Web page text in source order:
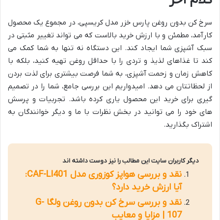
سرخ کن بدون روغن پارس خزر مدل کریسپی، در مجموع یک محصول
کارآمد، مطمئن و با ارزش خرید بالاست که می تواند تغییر مثبتی در
سبک آشپزی شما ایجاد کند. این دستگاه نه تنها به شما کمک می
کند تا غذاهای لذیذ و تردی را با حداقل روغن تهیه کنید، بلکه با
کاهش زمان و زحمت آشپزی، به شما فرصت بیشتری برای لذت بردن
از لحظاتتان می دهد. امیدواریم این بررسی جامع، شما را در تصمیم
گیری برای خرید این محصول یاری کرده باشد. تجربیات و پرسش
های خود را می توانید در بخش نظرات با ما و دیگر خوانندگان به
اشتراک بگذارید.
دیگر کاربران سایت این مطالب را نیز دوست داشته اند
نقد و بررسی هواپز کوزوری مدل CAF-LI401:
آیا ارزش خرید دارد؟
نقد و بررسی سرخ کن بدون روغن ولگا G-
107 | مزایا و معایب